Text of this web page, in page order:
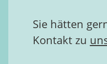
Sie hätten
Kontakt zu